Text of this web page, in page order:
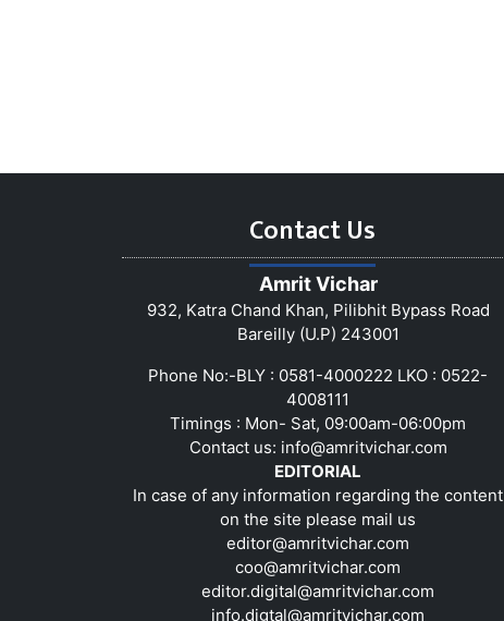
Contact Us
Amrit Vichar
932, Katra Chand Khan, Pilibhit Bypass Road
Bareilly (U.P) 243001
Phone No:-BLY : 0581-4000222 LKO : 0522-
4008111
Timings : Mon- Sat, 09:00am-06:00pm
Contact us: info@amritvichar.com
EDITORIAL
In case of any information regarding the content
on the site please mail us
editor@amritvichar.com
coo@amritvichar.com
editor.digital@amritvichar.com
info.digtal@amritvichar.com